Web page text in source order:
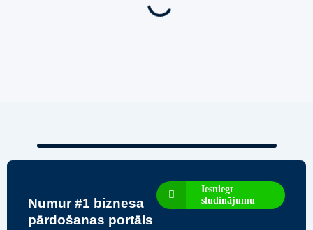
Zivju Audzētava, Brīvdienu Mājas, Briežu Dārzs
Numur #1 biznesa
pārdošanas portāls
Iesniegt
sludinājumu